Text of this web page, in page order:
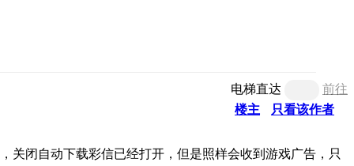
电梯直达
前往
楼主
只看该作者
关闭自动下载彩信已经打开，但是照样会收到游戏广告，只